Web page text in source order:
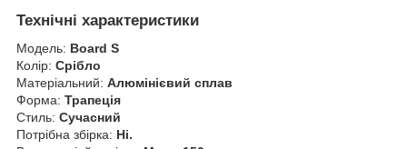
Технічні характеристики
Модель: Board S
Колір: Срібло
Матеріальний: Алюмінієвий сплав
Форма: Трапеція
Стиль: Сучасний
Потрібна збірка: Ні.